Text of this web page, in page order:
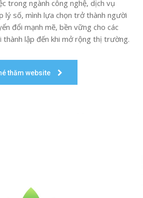
trong ngành công nghệ, dịch vụ
lý số, mình lựa chọn trở thành người
đổi mạnh mẽ, bền vững cho các
thành lập đến khi mở rộng thị trường.
thăm website